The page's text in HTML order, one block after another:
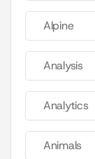
Alpine
Analysis
Analytics
Animals